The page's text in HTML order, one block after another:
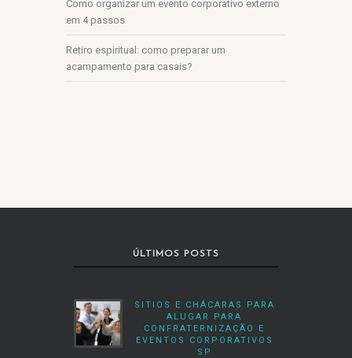
Como organizar um evento corporativo externo
em 4 passos
Retiro espiritual: como preparar um
acampamento para casais?
ÚLTIMOS POSTS
SITIOS E CHÁCARAS PARA
ALUGAR PARA
CONFRATERNIZAÇÃO E
EVENTOS CORPORATIVOS
SP